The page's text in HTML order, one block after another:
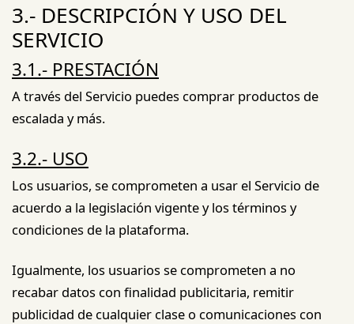
3.- DESCRIPCIÓN Y USO DEL
SERVICIO
3.1.- PRESTACIÓN
A través del Servicio puedes comprar productos de
escalada y más.
3.2.- USO
Los usuarios, se comprometen a usar el Servicio de
acuerdo a la legislación vigente y los términos y
condiciones de la plataforma.
Igualmente, los usuarios se comprometen a no
recabar datos con finalidad publicitaria, remitir
publicidad de cualquier clase o comunicaciones con